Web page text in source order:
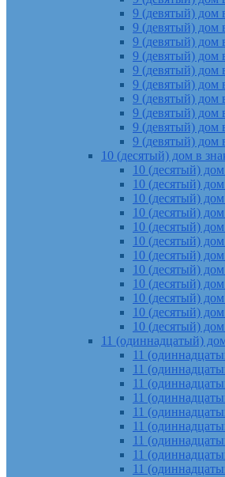
9 (девятый) дом
9 (девятый) дом
9 (девятый) дом
9 (девятый) дом
9 (девятый) дом
9 (девятый) дом
9 (девятый) дом
9 (девятый) дом
9 (девятый) дом
9 (девятый) дом
10 (десятый) дом в
10 (десятый)
10 (десятый)
10 (десятый)
10 (десятый)
10 (десятый)
10 (десятый)
10 (десятый)
10 (десятый)
10 (десятый)
10 (десятый)
10 (десятый)
10 (десятый)
11 (одиннадцатый)
11
11
11
11
11
11
11
11
11